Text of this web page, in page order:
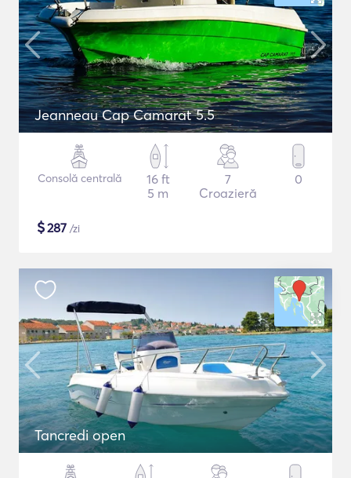
Jeanneau Cap Camarat 5.5
Consolă centrală
16 ft
5 m
7
Croazieră
0
$287 /zi
Tancredi open